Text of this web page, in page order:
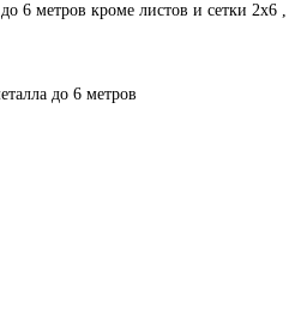
6 метров кроме листов и сетки 2х6 ,
до 6 метров